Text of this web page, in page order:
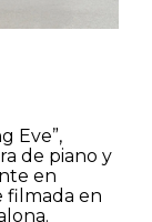
Eve”,
de piano y
en
filmada en